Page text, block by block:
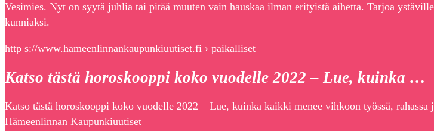
Vesimies. Nyt on syytä juhlia tai pitää muuten vain hauskaa ilman erityistä aihetta. Tarjoa
kunniaksi.
http s://www.hameenlinnankaupunkiuutiset.fi › paikalliset
Katso tästä horoskooppi koko vuodelle 2022 – Lue, kuinka …
Katso tästä horoskooppi koko vuodelle 2022 – Lue, kuinka kaikki menee vihkoon työssä, rahassa
Hämeenlinnan Kaupunkiuutiset